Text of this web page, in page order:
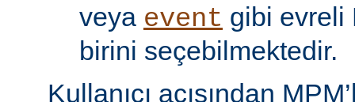
veya event gibi evreli
birini seçebilmektedir.
Kullanıcı açısından